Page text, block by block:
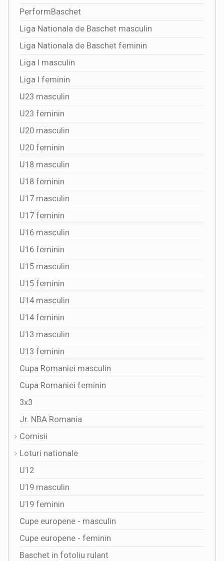
PerformBaschet
Liga Nationala de Baschet masculin
Liga Nationala de Baschet feminin
Liga I masculin
Liga I feminin
U23 masculin
U23 feminin
U20 masculin
U20 feminin
U18 masculin
U18 feminin
U17 masculin
U17 feminin
U16 masculin
U16 feminin
U15 masculin
U15 feminin
U14 masculin
U14 feminin
U13 masculin
U13 feminin
Cupa Romaniei masculin
Cupa Romaniei feminin
3x3
Jr. NBA Romania
Comisii
Loturi nationale
U12
U19 masculin
U19 feminin
Cupe europene - masculin
Cupe europene - feminin
Baschet in fotoliu rulant